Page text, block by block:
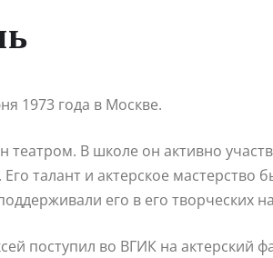
1973 года в Москве.
театром. В школе он активно
талант и актерское мастерство
его в его творческих
поступил во ВГИК на актерский